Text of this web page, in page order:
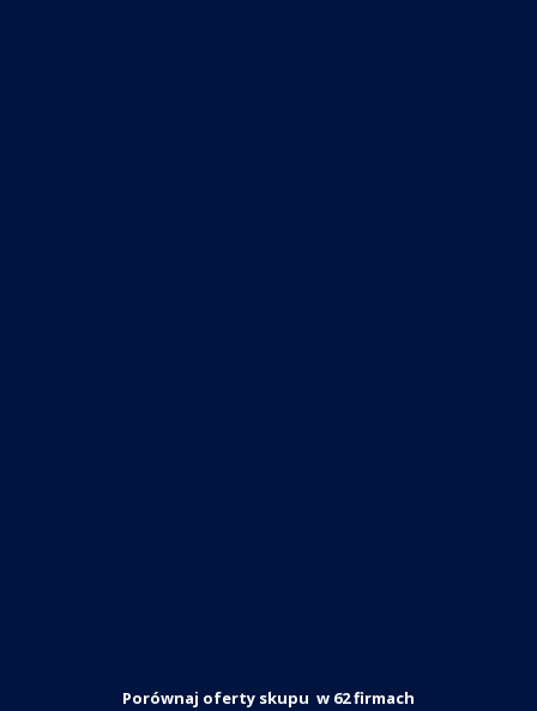
Porównaj oferty skupu w 62 firmach